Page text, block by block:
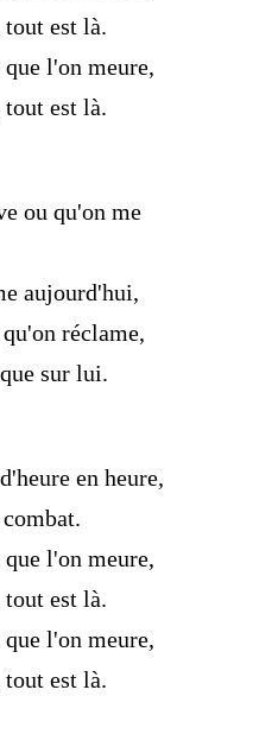
est là.
l'on meure,
est là.
ou qu'on me
aujourd'hui,
réclame,
sur lui.
en heure,
l'on meure,
est là.
l'on meure,
est là.